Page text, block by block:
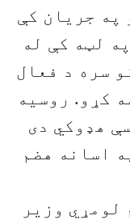
په جریان کې
لټه کې له
سره د فعال
کړو. روسيه
هډوکي دی
اسانه هضم
لومړي وزیر